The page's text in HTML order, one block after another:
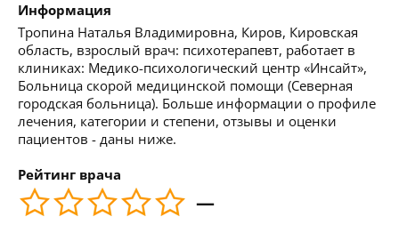
Информация
Тропина Наталья Владимировна, Киров, Кировская
область, взрослый врач: психотерапевт, работает в
клиниках: Медико-психологический центр «Инсайт»,
Больница скорой медицинской помощи (Северная
городская больница). Больше информации о профиле
лечения, категории и степени, отзывы и оценки
пациентов - даны ниже.
Рейтинг врача
—